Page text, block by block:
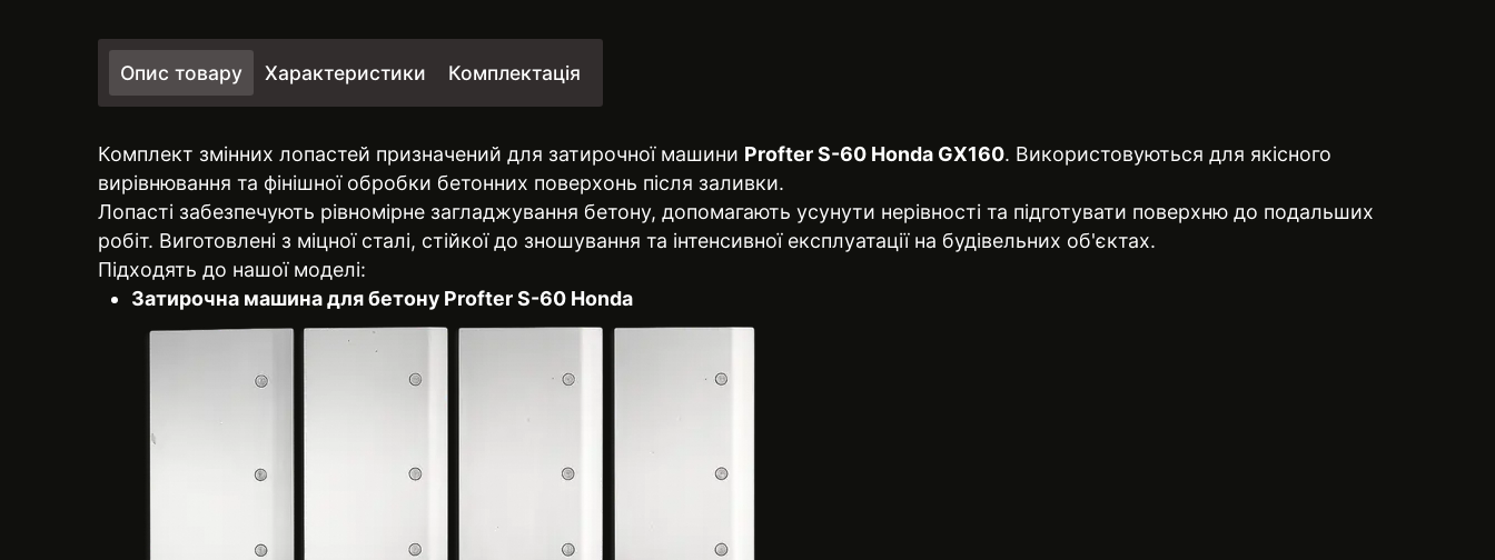
Опис товару Характеристики Комплектація
Комплект змінних лопастей призначений для затирочної машини Profter S-60 Honda GX160. Використовуються для якісного
вирівнювання та фінішної обробки бетонних поверхонь після заливки.
Лопасті забезпечують рівномірне загладжування бетону, допомагають усунути нерівності та підготувати поверхню до подальших
робіт. Виготовлені з міцної сталі, стійкої до зношування та інтенсивної експлуатації на будівельних об'єктах.
Підходять до нашої моделі:
Затирочна машина для бетону Profter S-60 Honda